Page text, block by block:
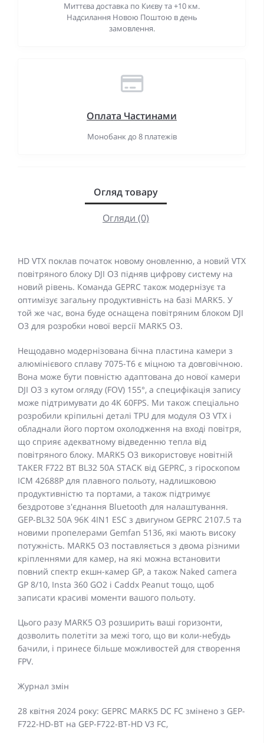
Миттєва доставка по Києву та +10 км.
Надсилання Новою Поштою в день
замовлення.
Оплата Частинами
Монобанк до 8 платежів
Огляд товару
Огляди (0)
HD VTX поклав початок новому оновленню, а новий VTX
повітряного блоку DJI O3 підняв цифрову систему на
новий рівень. Команда GEPRC також модернізує та
оптимізує загальну продуктивність на базі MARK5. У
той же час, вона буде оснащена повітряним блоком DJI
O3 для розробки нової версії MARK5 O3.
Нещодавно модернізована бічна пластина камери з
алюмінієвого сплаву 7075-T6 є міцною та довговічною.
Вона може бути повністю адаптована до нової камери
DJI O3 з кутом огляду (FOV) 155°, а специфікація запису
може підтримувати до 4K 60FPS. Ми також спеціально
розробили кріпильні деталі TPU для модуля O3 VTX і
обладнали його портом охолодження на вході повітря,
що сприяє адекватному відведенню тепла від
повітряного блоку. MARK5 O3 використовує новітній
TAKER F722 BT BL32 50A STACK від GEPRC, з гіроскопом
ICM 42688P для плавного польоту, надлишковою
продуктивністю та портами, а також підтримує
бездротове з'єднання Bluetooth для налаштування.
GEP-BL32 50A 96K 4IN1 ESC з двигуном GEPRC 2107.5 та
новими пропелерами Gemfan 5136, які мають високу
потужність. MARK5 O3 поставляється з двома різними
кріпленнями для камер, на які можна встановити
повний спектр екшн-камер GP, а також Naked camera
GP 8/10, Insta 360 GO2 і Caddx Peanut тощо, щоб
записати красиві моменти вашого польоту.
Цього разу MARK5 O3 розширить ваші горизонти,
дозволить полетіти за межі того, що ви коли-небудь
бачили, і принесе більше можливостей для створення
FPV.
Журнал змін
28 квітня 2024 року: GEPRC MARK5 DC FC змінено з GEP-
F722-HD-BT на GEP-F722-BT-HD V3 FC,